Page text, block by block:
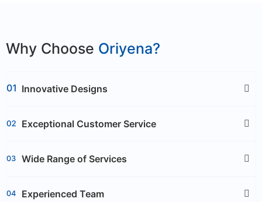
Why Choose Oriyena?
Innovative Designs
Exceptional Customer Service
Wide Range of Services
Experienced Team